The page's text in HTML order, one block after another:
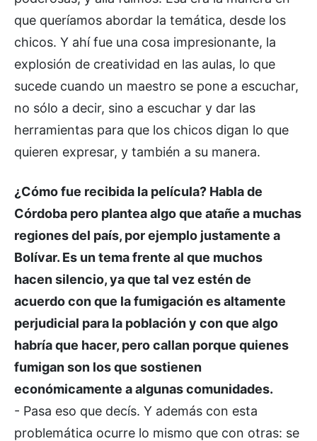
que queríamos abordar la temática, desde los
chicos. Y ahí fue una cosa impresionante, la
explosión de creatividad en las aulas, lo que
sucede cuando un maestro se pone a escuchar,
no sólo a decir, sino a escuchar y dar las
herramientas para que los chicos digan lo que
quieren expresar, y también a su manera.
¿Cómo fue recibida la película? Habla de
Córdoba pero plantea algo que atañe a muchas
regiones del país, por ejemplo justamente a
Bolívar. Es un tema frente al que muchos
hacen silencio, ya que tal vez estén de
acuerdo con que la fumigación es altamente
perjudicial para la población y con que algo
habría que hacer, pero callan porque quienes
fumigan son los que sostienen
económicamente a algunas comunidades.
- Pasa eso que decís. Y además con esta
problemática ocurre lo mismo que con otras: se